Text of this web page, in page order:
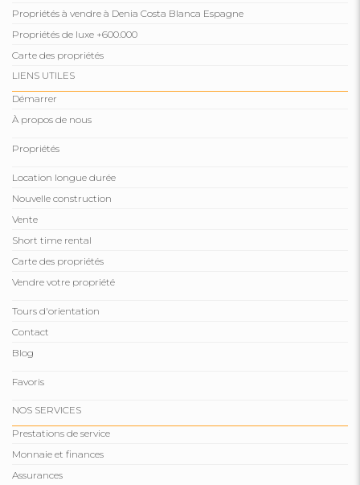
Propriétés à vendre à Denia Costa Blanca Espagne
Propriétés de luxe +600.000
Carte des propriétés
LIENS UTILES
Démarrer
À propos de nous
Propriétés
Location longue durée
Nouvelle construction
Vente
Short time rental
Carte des propriétés
Vendre votre propriété
Tours d'orientation
Contact
Blog
Favoris
NOS SERVICES
Prestations de service
Monnaie et finances
Assurances